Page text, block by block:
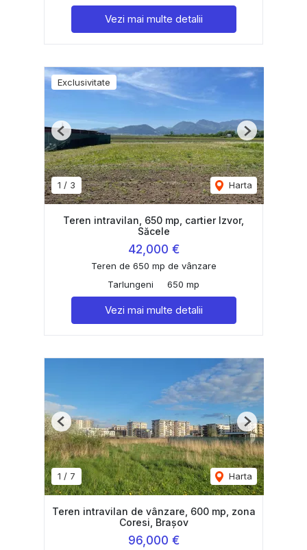
Vezi mai multe detalii
Exclusivitate
1 / 3 Harta
Previous Next
Teren intravilan, 650 mp, cartier Izvor,
Săcele
42,000 €
Teren de 650 mp de vânzare
Tarlungeni
650 mp
Vezi mai multe detalii
1 / 7 Harta
Previous Next
Teren intravilan de vânzare, 600 mp, zona
Coresi, Brașov
96,000 €